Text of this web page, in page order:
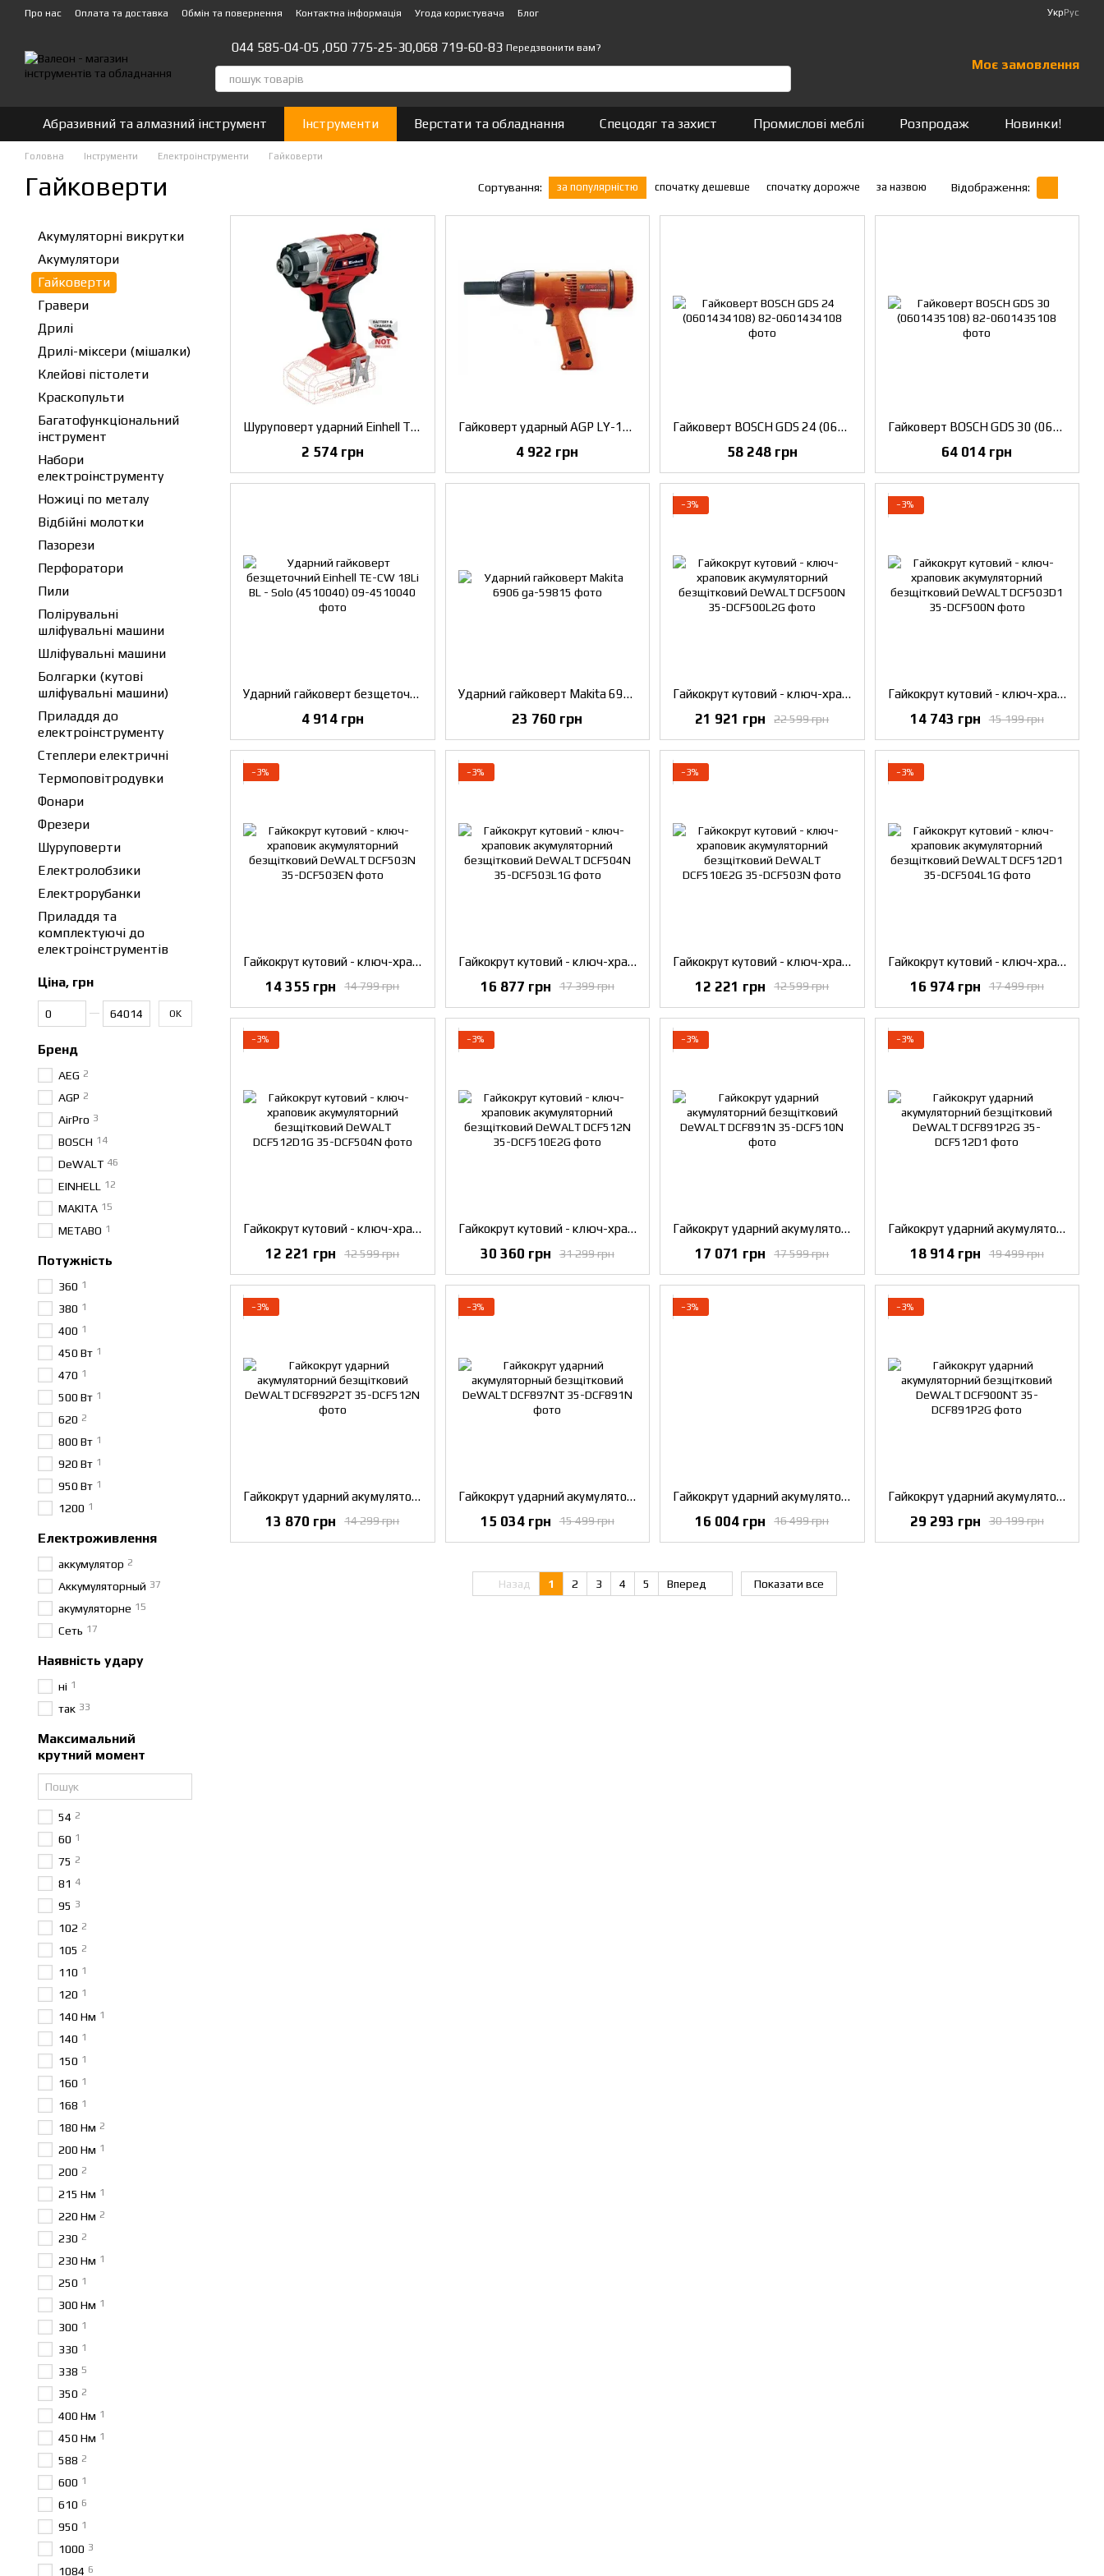
Перейти до основного контенту
Про нас Оплата та доставка Обмін та повернення Контактна інформація Угода користувача Блог УкрРус
044 585-04-05 ,050 775-25-30,068 719-60-83 Передзвонити вам?
Моє замовлення
Абразивний та алмазний інструмент Інструменти Верстати та обладнання Спецодяг та захист Промислові меблі Розпродаж Новинки!
Головна Інструменти Eлектроiнструменти Гайковерти
Гайковерти Сортування: за популярністю спочатку дешевше спочатку дорожче за назвою Відображення:
Шуруповерт ударний Einhell TE-CI 18 Li Solo (4510034)
2 574 грн
Гайковерт ударный AGP LY-1726
4 922 грн
Гайковерт BOSCH GDS 24 (0601434108)
58 248 грн
Гайковерт BOSCH GDS 30 (0601435108)
64 014 грн
Ударний гайковерт безщеточний Einhell TE-CW 18Li BL - Solo (4510040)
4 914 грн
Ударний гайковерт Makita 6906
23 760 грн
−3%
Гайкокрут кутовий - ключ-храповик акумуляторний безщітковий DeWALT DCF500N
22 599 грн
21 921 грн
−3%
Гайкокрут кутовий - ключ-храповик акумуляторний безщітковий DeWALT DCF503D1
15 199 грн
14 743 грн
−3%
Гайкокрут кутовий - ключ-храповик акумуляторний безщітковий DeWALT DCF503N
14 799 грн
14 355 грн
−3%
Гайкокрут кутовий - ключ-храповик акумуляторний безщітковий DeWALT DCF504N
17 399 грн
16 877 грн
−3%
Гайкокрут кутовий - ключ-храповик акумуляторний безщітковий DeWALT DCF510E2G
12 599 грн
12 221 грн
−3%
Гайкокрут кутовий - ключ-храповик акумуляторний безщітковий DeWALT DCF512D1
17 499 грн
16 974 грн
−3%
Гайкокрут кутовий - ключ-храповик акумуляторний безщітковий DeWALT DCF512D1G
12 599 грн
12 221 грн
−3%
Гайкокрут кутовий - ключ-храповик акумуляторний безщітковий DeWALT DCF512N
31 299 грн
30 360 грн
−3%
Гайкокрут ударний акумуляторний безщітковий DeWALT DCF891N
17 599 грн
17 071 грн
−3%
Гайкокрут ударний акумуляторний безщітковий DeWALT DCF891P2G
19 499 грн
18 914 грн
−3%
Гайкокрут ударний акумуляторний безщітковий DeWALT DCF892P2T
14 299 грн
13 870 грн
−3%
Гайкокрут ударний акумуляторный безщітковий DeWALT DCF897NT
15 499 грн
15 034 грн
−3%
Гайкокрут ударний акумуляторний безщітковий DeWALT DCF900N
16 499 грн
16 004 грн
−3%
Гайкокрут ударний акумуляторний безщітковий DeWALT DCF900NT
30 199 грн
29 293 грн
Назад 1 2 3 4 5 Вперед Показати все
Акумуляторні викрутки
Акумулятори
Гайковерти
Гравери
Дрилі
Дрилі-міксери (мішалки)
Клейові пістолети
Краскопульти
Багатофункціональний
інструмент
Набори
електроінструменту
Ножиці по металу
Відбійні молотки
Пазорези
Перфоратори
Пили
Полірувальні
шліфувальні машини
Шліфувальні машини
Болгарки (кутові
шліфувальні машини)
Приладдя до
електроінструменту
Степлери електричні
Термоповітродувки
Фонари
Фрезери
Шуруповерти
Електролобзики
Електрорубанки
Приладдя та
комплектуючі до
електроінструментів
Ціна, грн
OK
Бренд
AEG 2
AGP 2
AirPro 3
BOSCH 14
DeWALT 46
EINHELL 12
MAKITA 15
METABO 1
Потужність
360 1
380 1
400 1
450 Вт 1
470 1
500 Вт 1
620 2
800 Вт 1
920 Вт 1
950 Вт 1
1200 1
Електроживлення
аккумулятор 2
Аккумуляторный 37
акумуляторне 15
Сеть 17
Наявність удару
ні 1
так 33
Максимальний
крутний момент
54 2
60 1
75 2
81 4
95 3
102 2
105 2
110 1
120 1
140 Нм 1
140 1
150 1
160 1
168 1
180 Нм 2
200 Нм 1
200 2
215 Нм 1
220 Нм 2
230 2
230 Нм 1
250 1
300 Нм 1
300 1
330 1
338 5
350 2
400 Нм 1
450 Нм 1
588 2
600 1
610 6
950 1
1000 3
1084 6